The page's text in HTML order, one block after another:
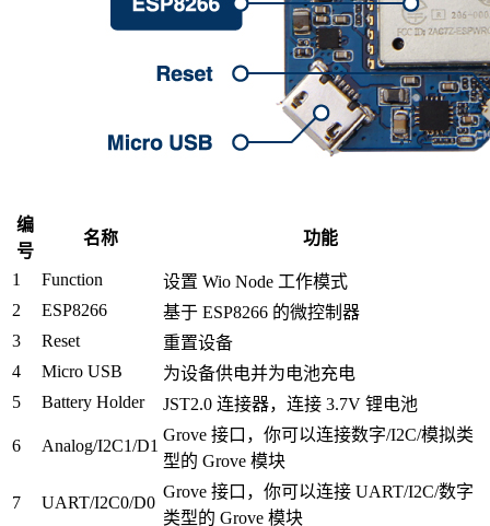
编
号
名称 功能
1 Function
设置 Wio Node 工作模式
2
ESP8266
基于 ESP8266 的微控制器
3
Reset
重置设备
4
Micro USB
为设备供电并为电池充电
5
Battery Holder JST2.0 连接器，连接 3.7V 锂电池
6 Analog/I2C1/D1
Grove 接口，你可以连接数字/I2C/模拟类
型的 Grove 模块
7 UART/I2C0/D0
Grove 接口，你可以连接 UART/I2C/数字
类型的 Grove 模块